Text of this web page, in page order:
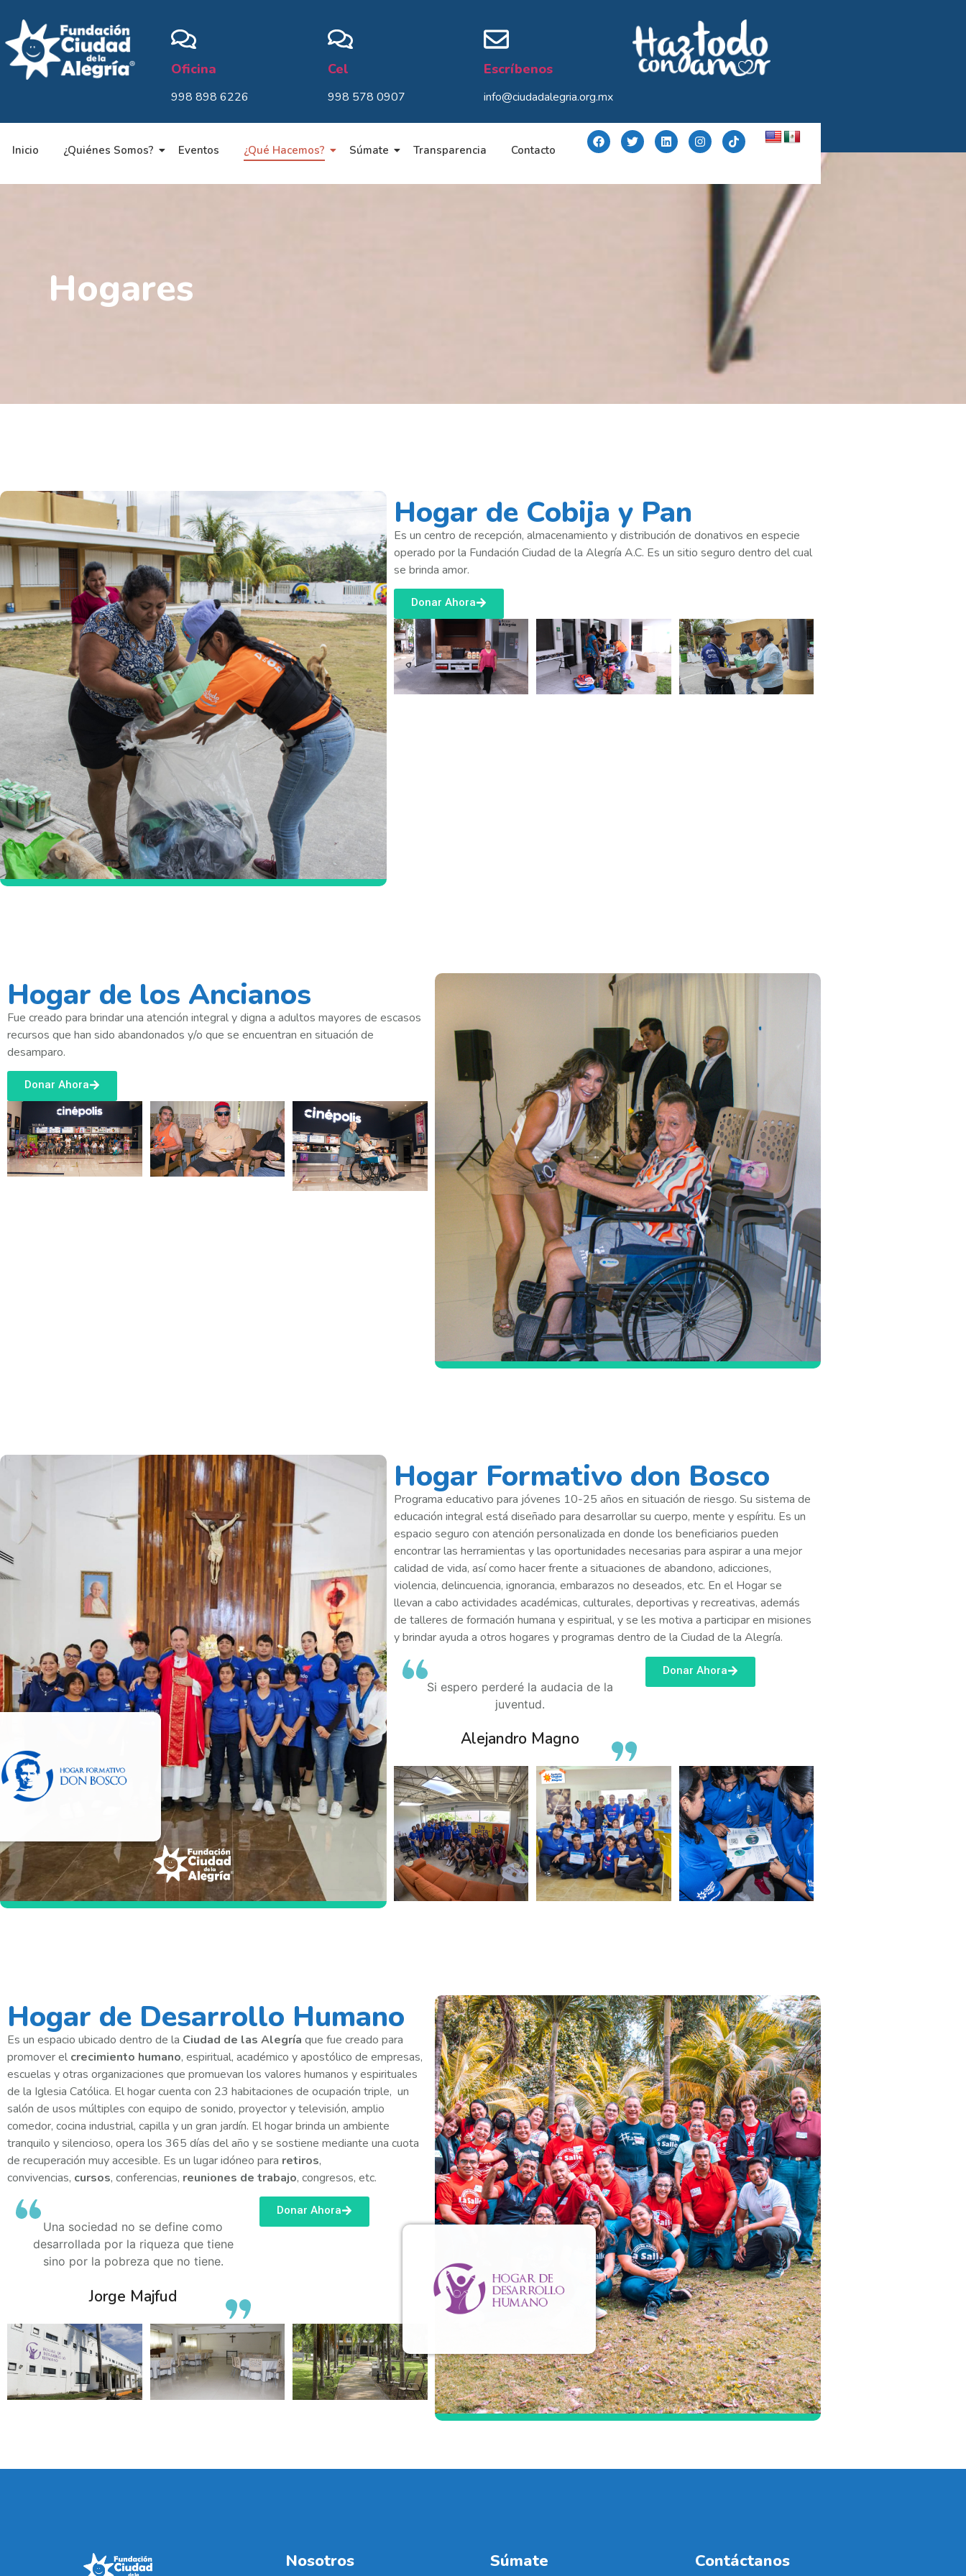
Oficina
998 898 6226
Cel
998 578 0907
Escríbenos
info@ciudadalegria.org.mx
Inicio ¿Quiénes Somos? Eventos ¿Qué Hacemos? Súmate Transparencia Contacto
Hogares
Hogar de Cobija y Pan
Es un centro de recepción, almacenamiento y distribución de donativos en especie
operado por la Fundación Ciudad de la Alegría A.C. Es un sitio seguro dentro del cual
se brinda amor.
Donar Ahora
Hogar de los Ancianos
Fue creado para brindar una atención integral y digna a adultos mayores de escasos
recursos que han sido abandonados y/o que se encuentran en situación de
desamparo.
Donar Ahora
Hogar Formativo don Bosco
Programa educativo para jóvenes 10-25 años en situación de riesgo. Su sistema de
educación integral está diseñado para desarrollar su cuerpo, mente y espíritu. Es un
espacio seguro con atención personalizada en donde los beneficiarios pueden
encontrar las herramientas y las oportunidades necesarias para aspirar a una mejor
calidad de vida, así como hacer frente a situaciones de abandono, adicciones,
violencia, delincuencia, ignorancia, embarazos no deseados, etc. En el Hogar se
llevan a cabo actividades académicas, culturales, deportivas y recreativas, además
de talleres de formación humana y espiritual, y se les motiva a participar en misiones
y brindar ayuda a otros hogares y programas dentro de la Ciudad de la Alegría.
Si espero perderé la audacia de la
juventud.
Alejandro Magno
Donar Ahora
Hogar de Desarrollo Humano
Es un espacio ubicado dentro de la Ciudad de las Alegría que fue creado para
promover el crecimiento humano, espiritual, académico y apostólico de empresas,
escuelas y otras organizaciones que promuevan los valores humanos y espirituales
de la Iglesia Católica. El hogar cuenta con 23 habitaciones de ocupación triple, un
salón de usos múltiples con equipo de sonido, proyector y televisión, amplio
comedor, cocina industrial, capilla y un gran jardín. El hogar brinda un ambiente
tranquilo y silencioso, opera los 365 días del año y se sostiene mediante una cuota
de recuperación muy accesible. Es un lugar idóneo para retiros,
convivencias, cursos, conferencias, reuniones de trabajo, congresos, etc.
Una sociedad no se define como
desarrollada por la riqueza que tiene
sino por la pobreza que no tiene.
Jorge Majfud
Donar Ahora
Nosotros Súmate Contáctanos